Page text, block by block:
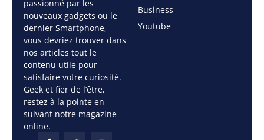
passionné par les
nouveaux gadgets ou le
dernier Smartphone,
vous devriez trouver dans
nos articles tout le
contenu utile pour
satisfaire votre curiosité.
Geek et fier de l’être,
restez à la pointe en
suivant notre magazine
online.
Business
Youtube